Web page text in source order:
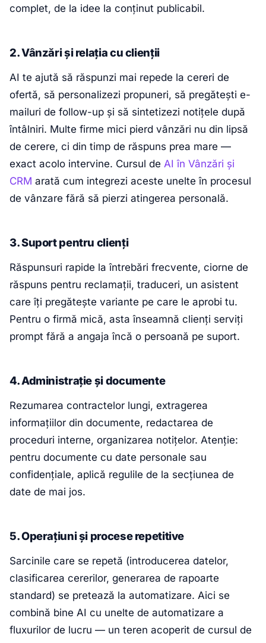
complet, de la idee la conținut publicabil.
2. Vânzări și relația cu clienții
AI te ajută să răspunzi mai repede la cereri de
ofertă, să personalizezi propuneri, să pregătești e-
mailuri de follow-up și să sintetizezi notițele după
întâlniri. Multe firme mici pierd vânzări nu din lipsă
de cerere, ci din timp de răspuns prea mare —
exact acolo intervine. Cursul de AI în Vânzări și
CRM arată cum integrezi aceste unelte în procesul
de vânzare fără să pierzi atingerea personală.
3. Suport pentru clienți
Răspunsuri rapide la întrebări frecvente, ciorne de
răspuns pentru reclamații, traduceri, un asistent
care îți pregătește variante pe care le aprobi tu.
Pentru o firmă mică, asta înseamnă clienți serviți
prompt fără a angaja încă o persoană pe suport.
4. Administrație și documente
Rezumarea contractelor lungi, extragerea
informațiilor din documente, redactarea de
proceduri interne, organizarea notițelor. Atenție:
pentru documente cu date personale sau
confidențiale, aplică regulile de la secțiunea de
date de mai jos.
5. Operațiuni și procese repetitive
Sarcinile care se repetă (introducerea datelor,
clasificarea cererilor, generarea de rapoarte
standard) se pretează la automatizare. Aici se
combină bine AI cu unelte de automatizare a
fluxurilor de lucru — un teren acoperit de cursul de